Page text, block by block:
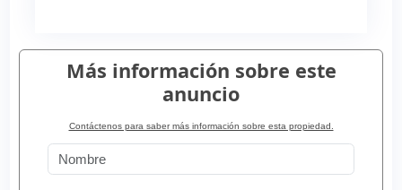
Más información sobre este
anuncio
Contáctenos para saber más información sobre esta propiedad.